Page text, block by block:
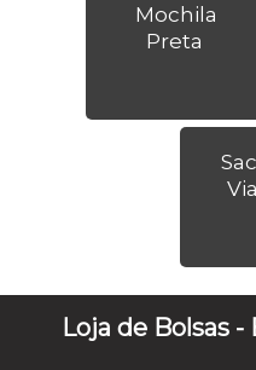
Mochila
Preta
Loja de Bolsas -